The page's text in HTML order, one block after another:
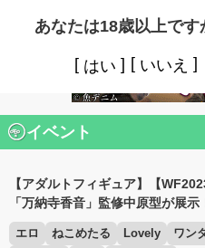
あなたは18歳以上です
はい いいえ
イベント
【アダルトフィギュア】【
「万納寺香音」監修中原型が展示
エロ ねこめたる Lovely
ワン